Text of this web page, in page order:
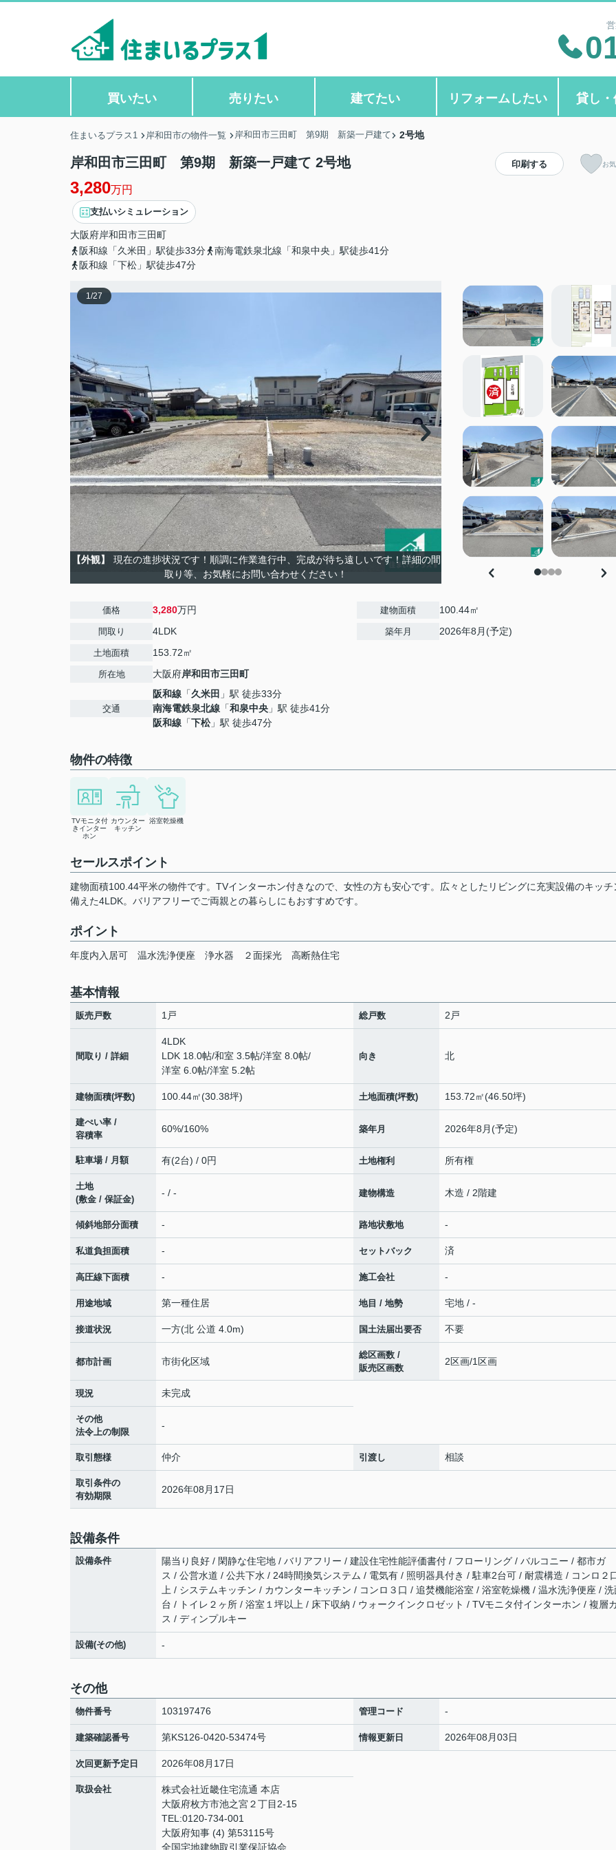
買いたい 売りたい 建てたい リフォームしたい 貸し
住まいるプラス1 岸和田市の物件一覧 岸和田市三田町 第9期 新築一戸建て 2号地
岸和田市三田町 第9期 新築一戸建て 2号地
3,280万円
支払いシミュレーション
大阪府岸和田市三田町
阪和線「久米田」駅徒歩33分
南海電鉄泉北線「和泉中央」駅徒歩41分
阪和線「下松」駅徒歩47分
印刷する お
1/27
【外観】
現在の進捗状況です！順調に作業進行中、完成が待ち遠しいです！詳細の間
取り等、お気軽にお問い合わせください！
価格 3,280万円
間取り 4LDK
土地面積 153.72㎡
所在地 大阪府岸和田市三田町
交通
阪和線 「久米田 」駅 徒歩33分
南海電鉄泉北線 「和泉中央 」駅 徒歩41分
阪和線 「下松」駅 徒歩47分
建物面積 100.44㎡
築年月 2026年8月(予定)
物件の特徴
TVモニタ付
きインター
ホン
カウンター
キッチン
浴室乾燥機
セールスポイント
建物面積100.44平米の物件です。TVインターホン付きなので、女性の方も安心です。広々としたリビングに充実設備のキッチ
備えた4LDK。バリアフリーでご両親との暮らしにもおすすめです。
ポイント
年度内入居可 温水洗浄便座 浄水器 ２面採光 高断熱住宅
基本情報
販売戸数 1戸 総戸数 2戸
間取り / 詳細
4LDK
LDK 18.0帖/和室 3.5帖/洋室 8.0帖/
洋室 6.0帖/洋室 5.2帖
向き 北
建物面積(坪数) 100.44㎡(30.38坪) 土地面積(坪数) 153.72㎡(46.50坪)
建ぺい率 /
容積率
60%/160% 築年月 2026年8月(予定)
駐車場 / 月額 有(2台) / 0円 土地権利 所有権
土地
(敷金 / 保証金)
- / - 建物構造 木造 / 2階建
傾斜地部分面積 - 路地状敷地 -
私道負担面積 - セットバック 済
高圧線下面積 - 施工会社 -
用途地域 第一種住居 地目 / 地勢 宅地 / -
接道状況 一方(北 公道 4.0m) 国土法届出要否 不要
都市計画 市街化区域
総区画数 /
販売区画数
2区画/1区画
現況 未完成
その他
法令上の制限
-
取引態様 仲介 引渡し 相談
取引条件の
有効期限
2026年08月17日
設備条件
設備条件
陽当り良好 / 閑静な住宅地 / バリアフリー / 建設住宅性能評価書付 / フローリング / バルコニー / 都市ガ
ス / 公営水道 / 公共下水 / 24時間換気システム / 電気有 / 照明器具付き / 駐車2台可 / 耐震構造 / コンロ２
上 / システムキッチン / カウンターキッチン / コンロ３口 / 追焚機能浴室 / 浴室乾燥機 / 温水洗浄便座 / 洗
台 / トイレ２ヶ所 / 浴室１坪以上 / 床下収納 / ウォークインクロゼット / TVモニタ付インターホン / 複層
ス / ディンプルキー
設備(その他) -
その他
物件番号 103197476 管理コード -
建築確認番号 第KS126-0420-53474号 情報更新日 2026年08月03日
次回更新予定日 2026年08月17日
取扱会社
株式会社近畿住宅流通 本店
大阪府枚方市池之宮２丁目2-15
TEL:0120-734-001
大阪府知事 (4) 第53115号
全国宅地建物取引業保証協会